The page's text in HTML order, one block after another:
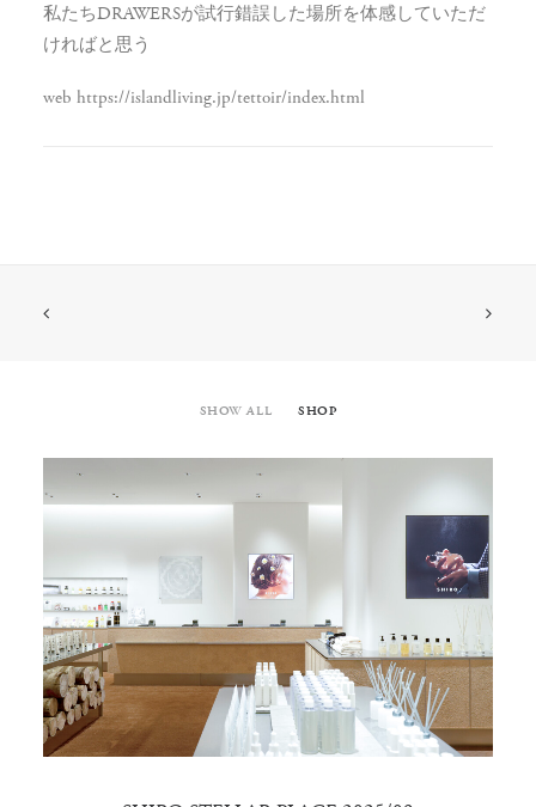
私たちDRAWERSが試行錯誤した場所を体感していただ
ければと思う
web https://islandliving.jp/tettoir/index.html
SHOW ALL SHOP